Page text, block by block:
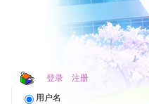
登录 注册
用户名